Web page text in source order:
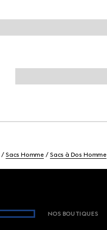
Sacs Homme Sacs à Dos Homme
NOS BOUTIQUES